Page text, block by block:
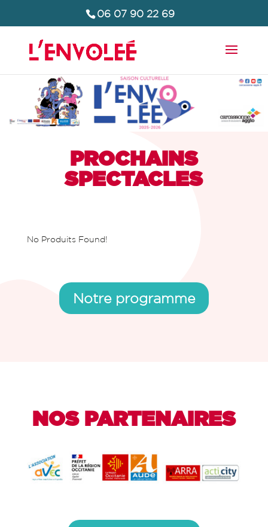
06 07 90 22 69
PROCHAINS
SPECTACLES
No Produits Found!
Notre programme
NOS PARTENAIRES